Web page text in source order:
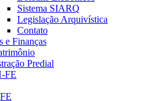
Sistema SIARQ
Legislação Arquivística
Contato
e Finanças
Predial
FE